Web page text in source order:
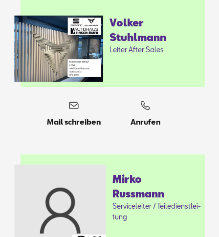
Vol­ker
Stuhl­mann
Lei­ter Af­ter Sa­les
Mail schreiben Anrufen
Mir­ko
Russ­mann
Ser­vice­leiter / Tei­le­dienst­lei­
tung